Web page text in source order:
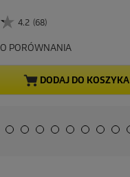
4.2 (68)
PORÓWNANIA
DODAJ DO KOSZYKA